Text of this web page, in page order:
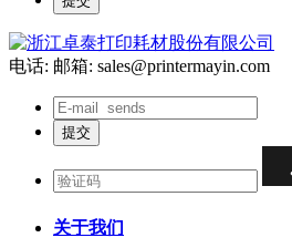
电话: 邮箱: sales@printermayin.com
关于我们